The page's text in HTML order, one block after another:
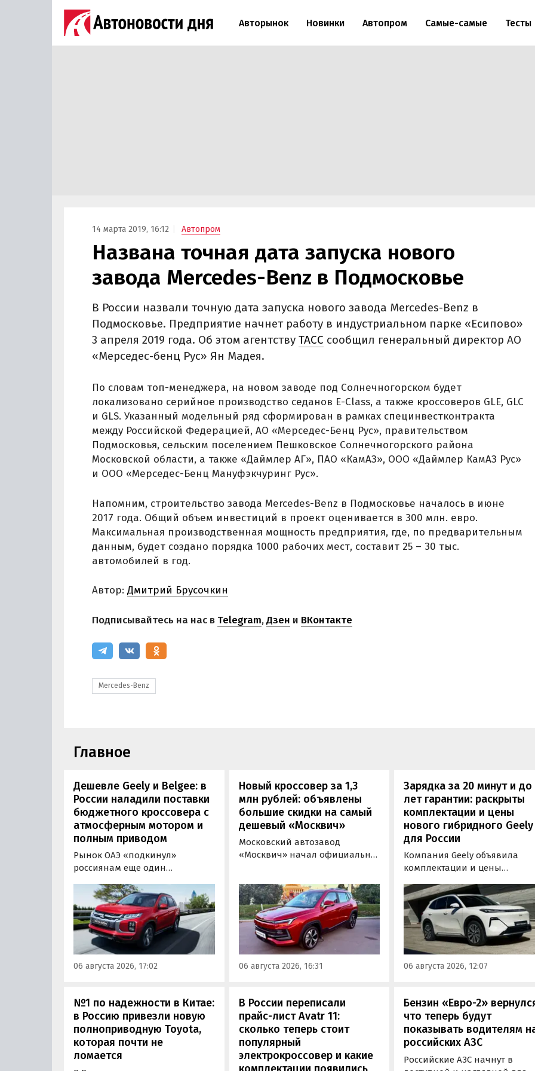
Авторынок Новинки Автопром Самые-самые Тесты
14 марта 2019, 16:12 Автопром
Названа точная дата запуска нового
завода Mercedes-Benz в Подмосковье
В России назвали точную дата запуска нового завода Mercedes-Benz в
Подмосковье. Предприятие начнет работу в индустриальном парке «Есипово»
3 апреля 2019 года. Об этом агентству ТАСС сообщил генеральный директор АО
«Мерседес-бенц Рус» Ян Мадея.
По словам топ-менеджера, на новом заводе под Солнечногорском будет
локализовано серийное производство седанов E-Class, а также кроссоверов GLE, GLC
и GLS. Указанный модельный ряд сформирован в рамках специнвестконтракта
между Российской Федерацией, АО «Мерседес-Бенц Рус», правительством
Подмосковья, сельским поселением Пешковское Солнечногорского района
Московской области, а также «Даймлер АГ», ПАО «КамАЗ», ООО «Даймлер КамАЗ Рус»
и ООО «Мерседес-Бенц Мануфэкчуринг Рус».
Напомним, строительство завода Mercedes-Benz в Подмосковье началось в июне
2017 года. Общий объем инвестиций в проект оценивается в 300 млн. евро.
Максимальная производственная мощность предприятия, где, по предварительным
данным, будет создано порядка 1000 рабочих мест, составит 25 – 30 тыс.
автомобилей в год.
Автор: Дмитрий Брусочкин
Подписывайтесь на нас в Telegram,Дзен и ВКонтакте
Mercedes-Benz
Главное
Дешевле Geely и Belgee: в
России наладили поставки
бюджетного кроссовера с
атмосферным мотором и
полным приводом
Рынок ОАЭ «подкинул»
россиянам еще один
продавался в России
официально. Речь о Mitsubishi
ASX: у дилеров в Эмиратах он
стоит примерно от 1 600 000
рублей по текущему курсу, а у
нас с учетом всех расходов
цены на него стартуют от 2 251
06 августа 2026, 17:02
Новый кроссовер за 1,3
млн рублей: объявлены
большие скидки на самый
дешевый «Москвич»
Московский автозавод
«Москвич» начал официально
прямой выгодой в размере 360
тыс. рублей. Получить такую
скидку можно при покупке
нового автомобиля 2025 или
2026 года выпуска в период с 4
по 31 августа, сообщили в
пресс-службе компании.
06 августа 2026, 16:31
Зарядка за 20 минут и
лет гарантии: раскрыты
комплектации и цены
нового гибридного Geely
для России
Компания Geely объявила
комплектации и цены
новой версии EM-R с
установкой
типа. Автомобиль оснащен
инновационной системой
названием Electric Motor
Extended Range (EM-R) и
заряжаться от 30 до 80%
06 августа 2026, 12:07
№1 по надежности в Китае:
в Россию привезли новую
полноприводную Toyota,
которая почти не
ломается
В России переписали
прайс-лист Avatr 11:
сколько теперь стоит
популярный
электрокроссовер и какие
Бензин «Евро-2»
что теперь будут
показывать водителям
российских АЗС
Российские АЗС начнут в